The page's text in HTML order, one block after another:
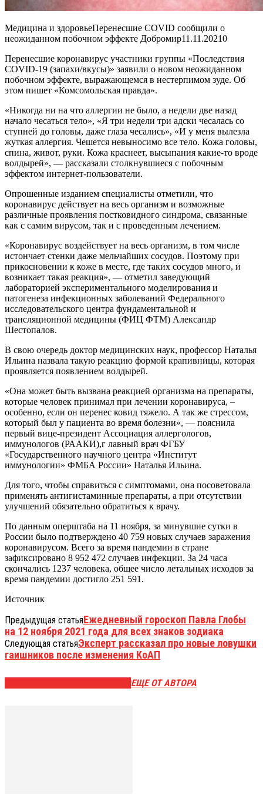
Медицина и здоровьеПеренесшие COVID сообщили о
неожиданном побочном эффекте Добромир11.11.20210
Перенесшие коронавирус участники группы «Последствия
COVID-19 (запахи/вкусы)» заявили о новом неожиданном
побочном эффекте, выражающемся в нестерпимом зуде. Об
этом пишет «Комсомольская правда».
«Никогда ни на что аллергии не было, а недели две назад
начало чесаться тело», «Я три недели три адски чесалась со
ступней до головы, даже глаза чесались», «И у меня вылезла
жуткая аллергия. Чешется невыносимо все тело. Кожа головы,
спина, живот, руки. Кожа краснеет, высыпания какие-то вроде
волдырей», — рассказали столкнувшиеся с побочным
эффектом интернет-пользователи.
Опрошенные изданием специалисты отметили, что
коронавирус действует на весь организм и возможные
различные проявления постковидного синдрома, связанные
как с самим вирусом, так и с проведенным лечением.
«Коронавирус воздействует на весь организм, в том числе
истончает стенки даже мельчайших сосудов. Поэтому при
прикосновении к коже в месте, где таких сосудов много, и
возникает такая реакция», — отметил заведующий
лабораторией экспериментального моделирования и
патогенеза инфекционных заболеваний Федерального
исследовательского центра фундаментальной и
трансляционной медицины (ФИЦ ФТМ) Александр
Шестопалов.
В свою очередь доктор медицинских наук, профессор Наталья
Ильина назвала такую реакцию формой крапивницы, которая
проявляется появлением волдырей.
«Она может быть вызвана реакцией организма на препараты,
которые человек принимал при лечении коронавируса, –
особенно, если он перенес ковид тяжело. А так же стрессом,
который был у пациента во время болезни», — пояснила
первый вице-президент Ассоциация аллергологов,
иммунологов (РААКИ),г лавный врач ФГБУ
«Государственного научного центра «Институт
иммунологии» ФМБА России» Наталья Ильина.
Для того, чтобы справиться с симптомами, она посоветовала
применять антигистаминные препараты, а при отсутствии
улучшений обязательно обратиться к врачу.
По данным оперштаба на 11 ноября, за минувшие сутки в
России было подтверждено 40 759 новых случаев заражения
коронавирусом. Всего за время пандемии в стране
зафиксировано 8 952 472 случаев инфекции. За 24 часа
скончались 1237 человека, общее число летальных исходов за
время пандемии достигло 251 591.
Источник
Предыдущая статьяЕжедневный гороскоп Павла Глобы
на 12 ноября 2021 года для всех знаков зодиака
Следующая статьяЭксперт рассказал про новые ловушки
гаишников после изменения КоАП
ЕЩЕ ОТ АВТОРА